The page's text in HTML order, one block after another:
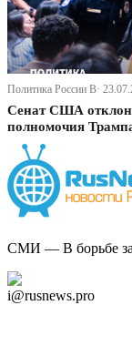
Политика России В·
Сенат США
полномочия
СМИ — В борьбе за
i@rusnews.pro